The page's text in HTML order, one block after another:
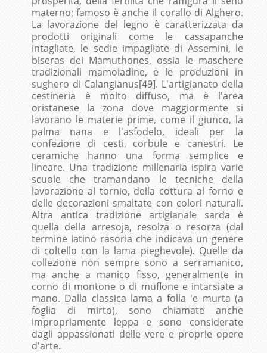
materno; famoso è anche il corallo di Alghero.
La lavorazione del legno è caratterizzata da
prodotti originali come le cassapanche
intagliate, le sedie impagliate di Assemini, le
biseras dei Mamuthones, ossia le maschere
tradizionali mamoiadine, e le produzioni in
sughero di Calangianus[49]. L'artigianato della
cestineria è molto diffuso, ma è l'area
oristanese la zona dove maggiormente si
lavorano le materie prime, come il giunco, la
palma nana e l'asfodelo, ideali per la
confezione di cesti, corbule e canestri. Le
ceramiche hanno una forma semplice e
lineare. Una tradizione millenaria ispira varie
scuole che tramandano le tecniche della
lavorazione al tornio, della cottura al forno e
delle decorazioni smaltate con colori naturali.
Altra antica tradizione artigianale sarda è
quella della arresoja, resolza o resorza (dal
termine latino rasoria che indicava un genere
di coltello con la lama pieghevole). Quelle da
collezione non sempre sono a serramanico,
ma anche a manico fisso, generalmente in
corno di montone o di muflone e intarsiate a
mano. Dalla classica lama a folla 'e murta (a
foglia di mirto), sono chiamate anche
impropriamente leppa e sono considerate
dagli appassionati delle vere e proprie opere
d'arte.